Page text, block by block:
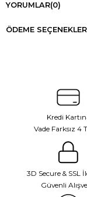
YORUMLAR(0)
ÖDEME
Kredi
Vade Farksız 4
3D Secure & SSL
Güvenli